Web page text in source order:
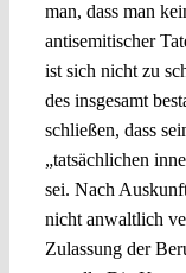
man, dass man
antisemitischer
ist sich nicht zu
des insgesamt
schließen, dass
„tatsächlichen
sei. Nach
nicht anwaltlich
Zulassung der